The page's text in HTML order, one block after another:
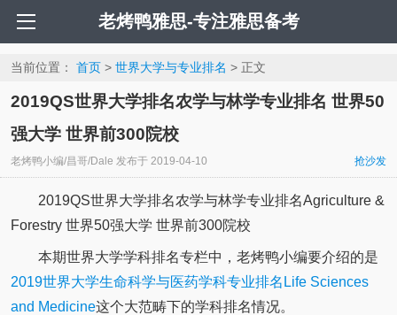
老烤鸭雅思-专注雅思备考
当前位置： 首页> 世界大学与专业排名 > 正文
2019QS世界大学排名农学与林学专业排名 世界50
强大学 世界前300院校
老烤鸭小编/昌哥/Dale 发布于 2019-04-10 抢沙发
2019QS世界大学排名农学与林学专业排名Agriculture &
Forestry 世界50强大学 世界前300院校
本期世界大学学科排名专栏中，老烤鸭小编要介绍的是
2019世界大学生命科学与医药学科专业排名Life Sciences
and Medicine这个大范畴下的学科排名情况。